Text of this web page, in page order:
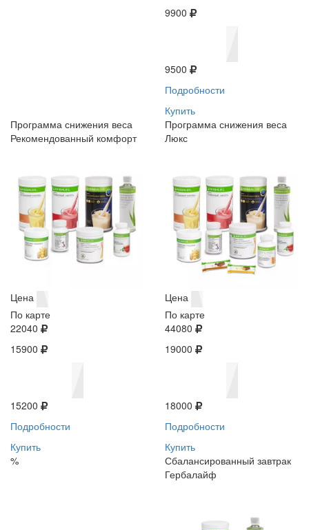
9900
9500
Подробности
Купить
Программа снижения веса
Рекомендованный комфорт
Цена
По карте
22040
15900
15200
Подробности
Купить
%
Программа снижения веса
Люкс
Цена
По карте
44080
19000
18000
Подробности
Купить
Сбалансированный завтрак
Гербалайф